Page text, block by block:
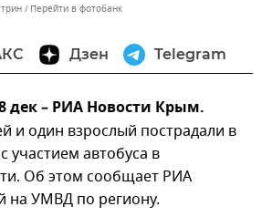
Перейти в фотобанк
Дзен Telegram
– РИА Новости Крым.
и один взрослый пострадали в
участием автобуса в
Об этом сообщает РИА
на УМВД по региону.